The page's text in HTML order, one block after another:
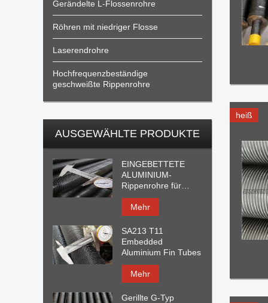
heiß
Gerändelte L-Flossenrohre
Röhren mit niedriger Flosse
Laserendrohre
Hochfrequenzbeständige
geschweißte Rippenrohre
AUSGEWÄHLTE PRODUKTE
EINGEBETTETE
ALUMINIUM-
Rippenrohre für
Wärmewechsel
Mehr
SA213 T11
Embedded
Aluminium Fin Tubes
Mehr
Gerillte G-Typ